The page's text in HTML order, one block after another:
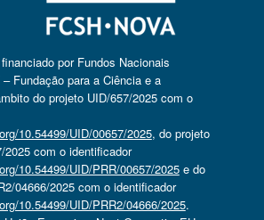
por Fundos Nacionais
Fundação para a Ciência e a
do projeto UID/657/2025 com o
10.54499/UID/00657/2025, do projeto
2025 com o identificador
10.54499/UID/PRR/00657/2025e do
04666/2025 com o identificador
10.54499/UID/PRR2/04666/2025.